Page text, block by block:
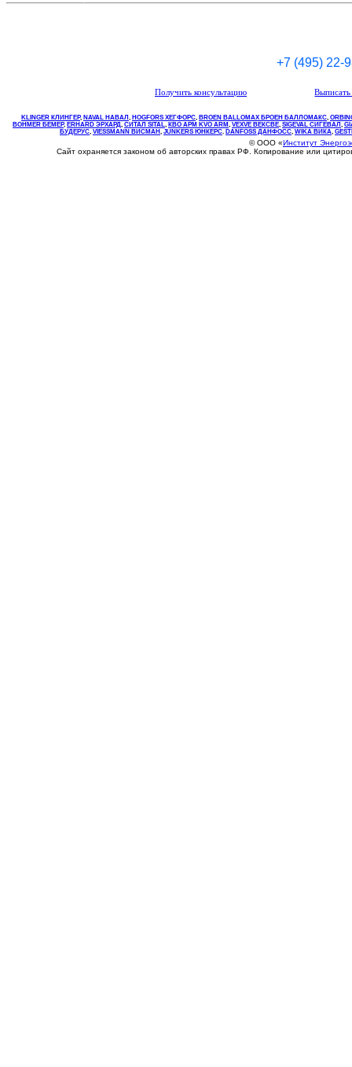
+7 (495) 22-
Получить консультацию
KLINGER КЛИНГЕР, NAVAL НАВАЛ , НOGFORS ХЕГФОРС, BROEN BALLOMAX БРОЕН БАЛЛОМАКС,
BOHMER БЕМЕР, ERHARD ЭРХАРД, СИТАЛ SITAL, КВО АРМ KVO ARM, VEXVE ВЕКСВЕ, SIGEVAL СИГЕВАЛ ,
БУДЕРУС, VIESSMANN ВИСМАН , JUNKERS ЮНКЕРС. DANFOSS ДАНФОСС, WIKA ВИКА,
© ООО «Институт
Сайт охраняется законом об авторских правах РФ. Копирование или